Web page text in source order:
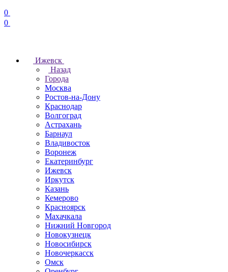
0
0
Ижевск
Назад
Города
Москва
Ростов-на-Дону
Краснодар
Волгоград
Астрахань
Барнаул
Владивосток
Воронеж
Екатеринбург
Ижевск
Иркутск
Казань
Кемерово
Красноярск
Махачкала
Нижний Новгород
Новокузнецк
Новосибирск
Новочеркаcск
Омск